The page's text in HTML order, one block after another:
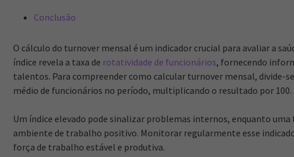
Conclusão
O cálculo do turnover mensal é um indicador crucial para avaliar a
índice revela a taxa de rotatividade de funcionários, fornecendo
talentos. Para compreender como calcular turnover mensal, divide-
médio de funcionários no período, multiplicando o resultado por 100.
Um índice elevado pode sinalizar problemas internos, enquanto
ambiente de trabalho positivo. Monitorar regularmente esse
força de trabalho estável e produtiva.